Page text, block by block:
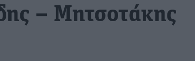
– Μητσοτάκης